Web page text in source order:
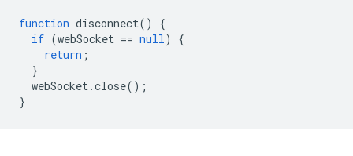
function disconnect()
{
if (webSocket == null)
{
return ;
}
webSocket.close();
}